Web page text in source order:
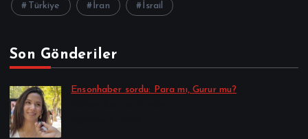
Türkiye İran İsrail
Son Gönderiler
Ensonhaber sordu: Para mı, Gurur mu?